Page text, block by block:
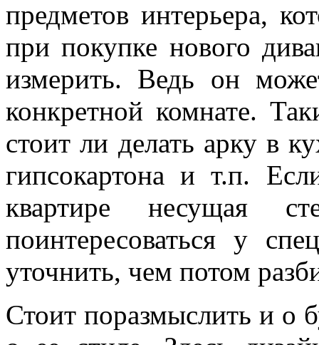
предметов интерьера,
при покупке нового
измерить. Ведь он
конкретной комнате.
стоит ли делать арку в
гипсокартона и т.п.
квартире несущая
поинтересоваться у
уточнить, чем потом
Стоит поразмыслить и о